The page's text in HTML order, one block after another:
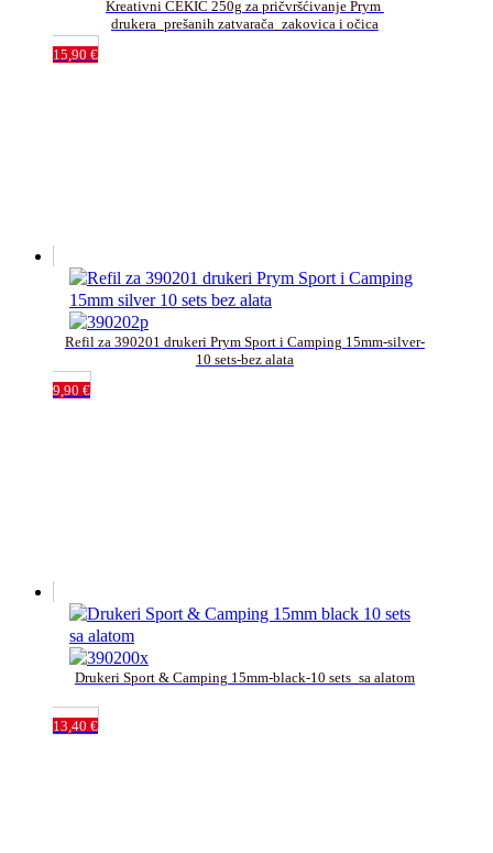
Kreativni ČEKIĆ 250g za pričvršćivanje Prym
drukera_prešanih zatvarača_zakovica i očica
15,90 €
Refil za 390201 drukeri Prym Sport i Camping 15mm-silver-
10 sets-bez alata
9,90 €
Drukeri Sport & Camping 15mm-black-10 sets_sa alatom
13,40 €